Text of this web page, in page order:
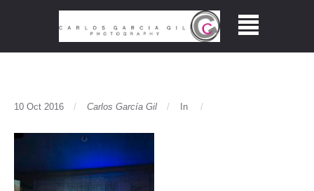
10 Oct 2016 Carlos García Gil In